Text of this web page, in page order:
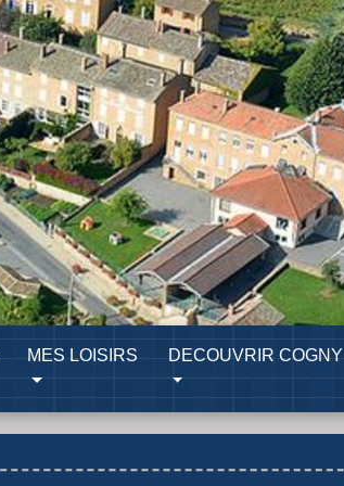
MES LOISIRS DECOUVRIR COGNY